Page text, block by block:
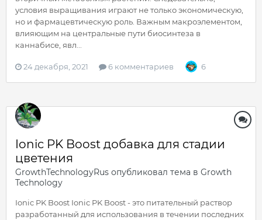
условия выращивания играют не только экономическую,
но и фармацевтическую роль. Важным макроэлементом,
влияющим на центральные пути биосинтеза в
каннабисе, явл...
24 декабря, 2021 6 комментариев 6
Ionic PK Boost добавка для стадии
цветения
GrowthTechnologyRus опубликовал тема в Growth
Technology
Ionic PK Boost Ionic PK Boost - это питательный раствор
разработанный для использования в течении последних